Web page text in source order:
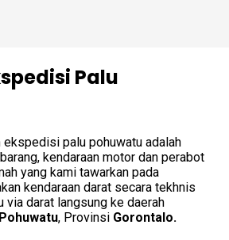
Palu
ekspedisi palu pohuwatu adalah
kendaraan motor dan perabot
yang kami tawarkan pada
kendaraan darat secara tekhnis
via darat langsung ke daerah
, Provinsi Gorontalo.